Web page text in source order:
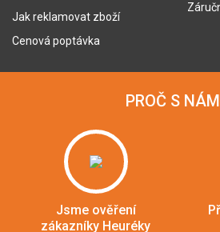
Jak reklamovat zboží
Cenová poptávka
PROČ S
Jsme ověření
zákazníky Heuréky